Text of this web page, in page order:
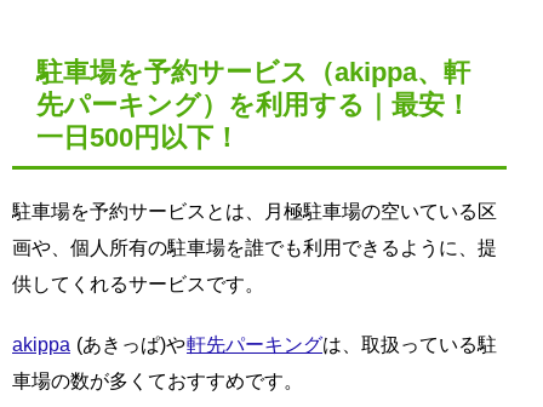
駐車場を予約サービス（akippa、軒
先パーキング）を利用する｜最安！
一日500円以下！
駐車場を予約サービスとは、月極駐車場の空いている区
画や、個人所有の駐車場を誰でも利用できるように、提
供してくれるサービスです。
akippa (あきっぱ)や軒先パーキングは、取扱っている駐
車場の数が多くておすすめです。